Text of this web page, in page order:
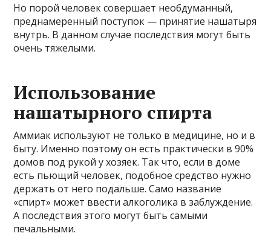
Но порой человек совершает необдуманный,
преднамеренный поступок — принятие нашатыря
внутрь. В данном случае последствия могут быть
очень тяжелыми.
Использование
нашатырного спирта
Аммиак используют не только в медицине, но и в
быту. Именно поэтому он есть практически в 90%
домов под рукой у хозяек. Так что, если в доме
есть пьющий человек, подобное средство нужно
держать от него подальше. Само название
«спирт» может ввести алкоголика в заблуждение.
А последствия этого могут быть самыми
печальными.